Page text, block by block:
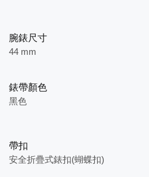
腕錶尺寸
44 mm
錶帶顏色
黑色
帶扣
安全折疊式錶扣(蝴蝶扣)